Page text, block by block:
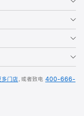
多门店，或者致电 400-666-